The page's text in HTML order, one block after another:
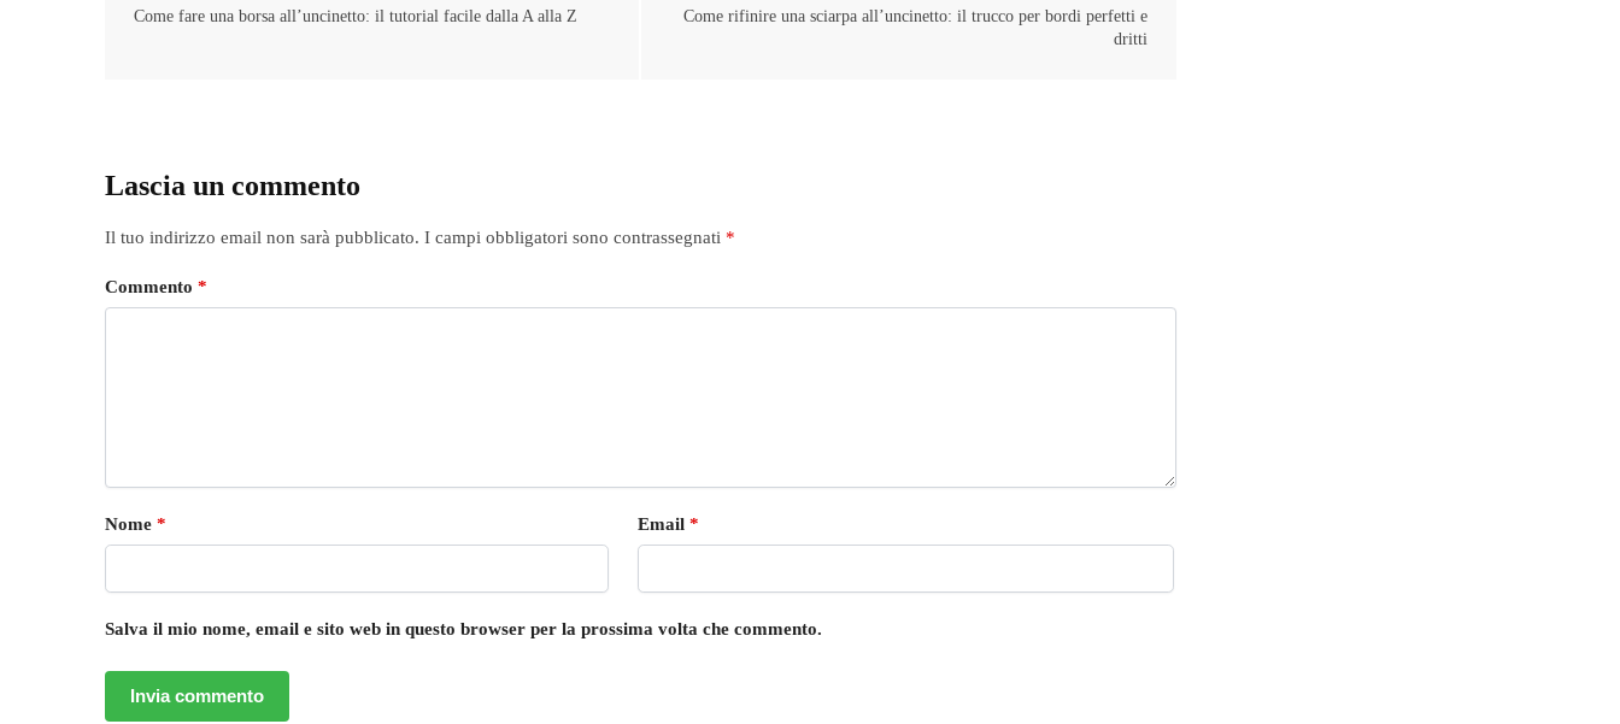
Come fare una borsa all’uncinetto: il tutorial facile dalla A alla Z
Come rifinire una sciarpa all’uncinetto: il trucco per bordi perfetti e
dritti
Lascia un commento
Il tuo indirizzo email non sarà pubblicato. I campi obbligatori sono contrassegnati *
Commento *
Nome * Email *
Salva il mio nome, email e sito web in questo browser per la prossima volta che commento.